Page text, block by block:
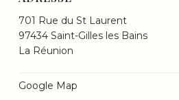
701 Rue du St Laurent
97434 Saint-Gilles les Bains
La Réunion
Google Map